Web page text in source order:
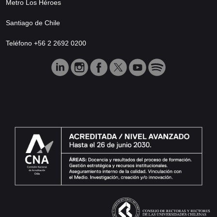
Metro Los Héroes
Santiago de Chile
Teléfono +56 2 2692 0200